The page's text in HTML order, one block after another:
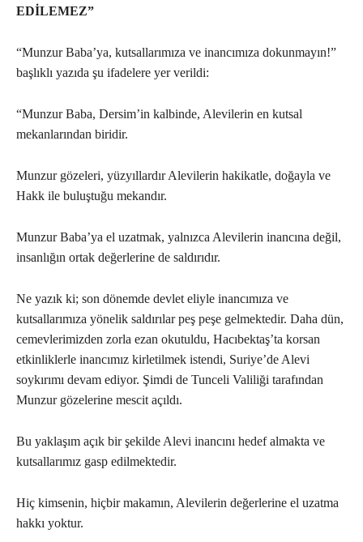
EDİLEMEZ”
“Munzur Baba’ya, kutsallarımıza ve inancımıza dokunmayın!”
başlıklı yazıda şu ifadelere yer verildi:
“Munzur Baba, Dersim’in kalbinde, Alevilerin en kutsal
mekanlarından biridir.
Munzur gözeleri, yüzyıllardır Alevilerin hakikatle, doğayla ve
Hakk ile buluştuğu mekandır.
Munzur Baba’ya el uzatmak, yalnızca Alevilerin inancına değil,
insanlığın ortak değerlerine de saldırıdır.
Ne yazık ki; son dönemde devlet eliyle inancımıza ve
kutsallarımıza yönelik saldırılar peş peşe gelmektedir. Daha dün,
cemevlerimizden zorla ezan okutuldu, Hacıbektaş’ta korsan
etkinliklerle inancımız kirletilmek istendi, Suriye’de Alevi
soykırımı devam ediyor. Şimdi de Tunceli Valiliği tarafından
Munzur gözelerine mescit açıldı.
Bu yaklaşım açık bir şekilde Alevi inancını hedef almakta ve
kutsallarımız gasp edilmektedir.
Hiç kimsenin, hiçbir makamın, Alevilerin değerlerine el uzatma
hakkı yoktur.